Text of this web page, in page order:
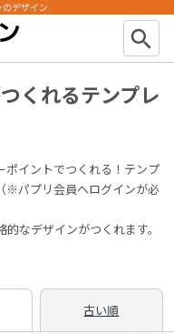
デザイン
search
くれるテンプレ
ポイントでつくれる！テンプ
※パプリ会員へログインが必
なデザインがつくれます。
古い順